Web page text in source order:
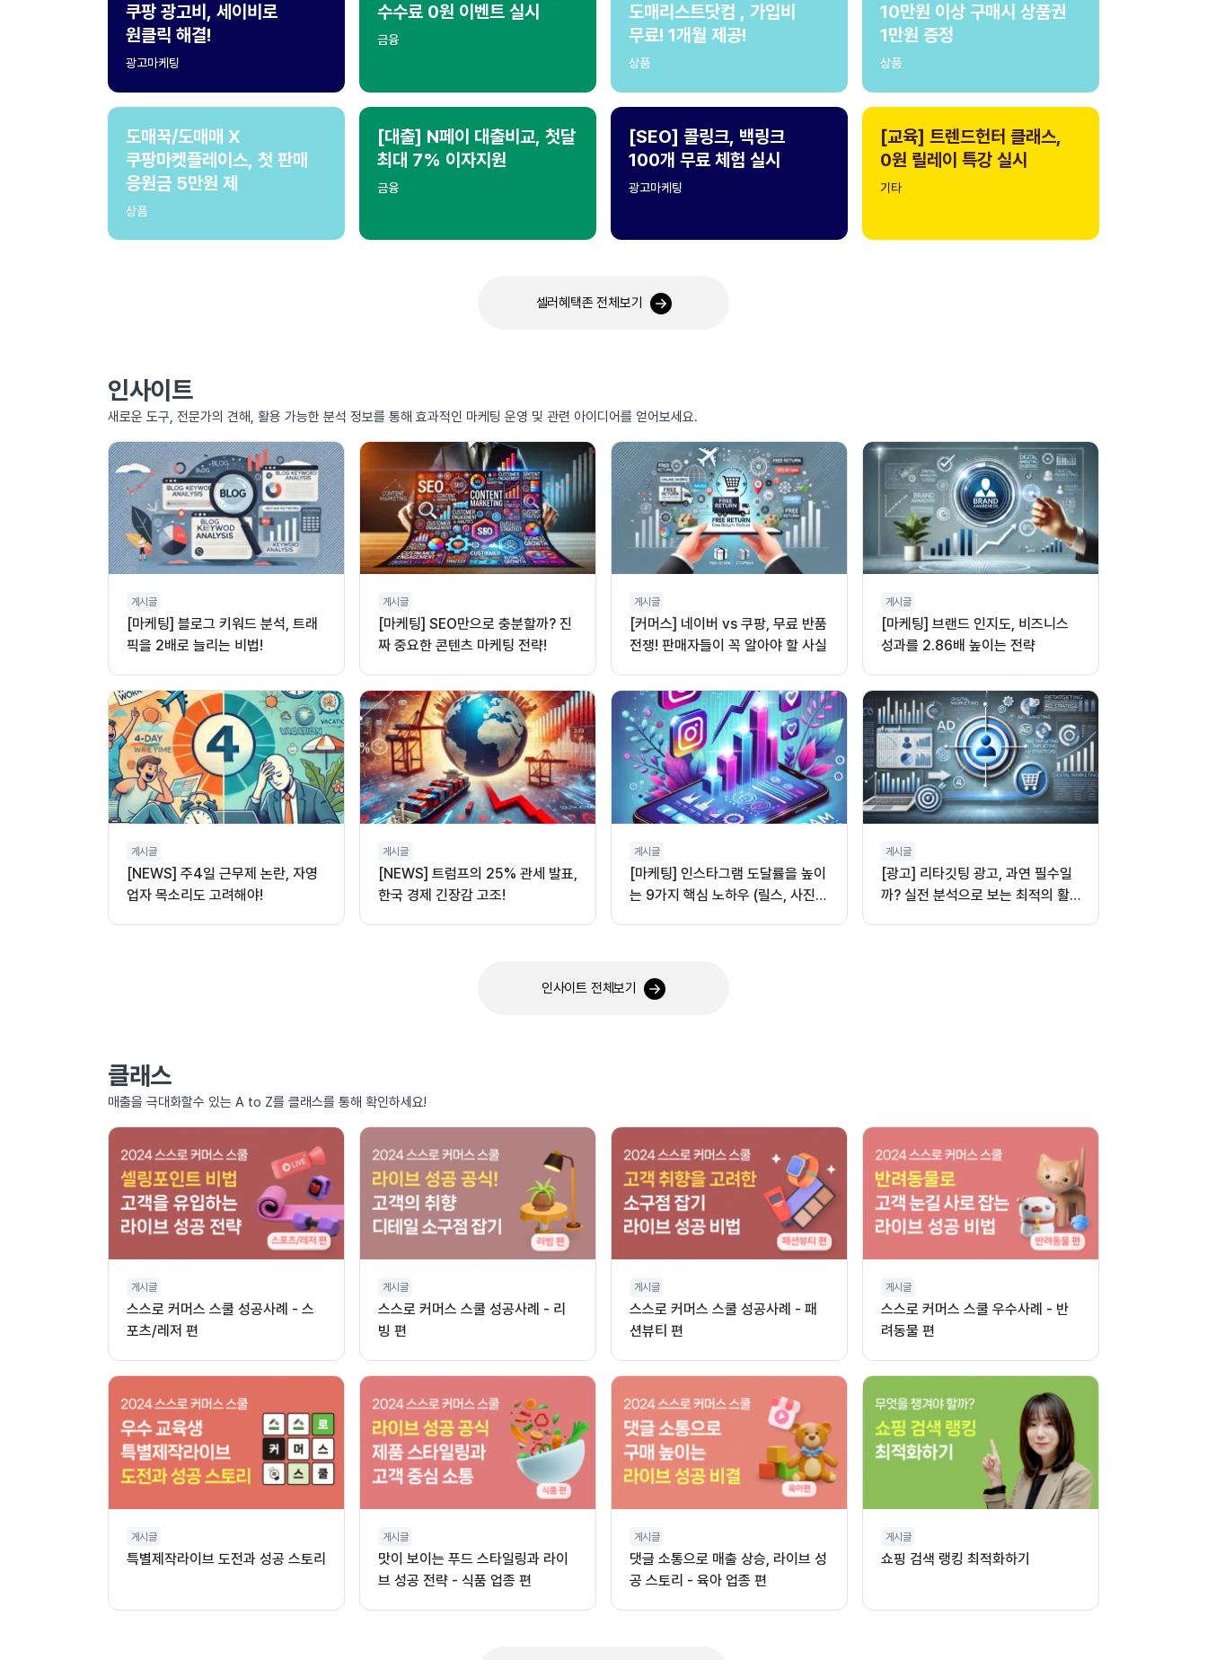
쿠팡 광고비, 세이비로
원클릭 해결!
광고마케팅
수수료 0원 이벤트 실시
금융
도매리스트닷컴 , 가입비
무료! 1개월 제공!
상품
10만원 이상 구매시 상품권
1만원 증정
상품
도매꾹/도매매 X
쿠팡마켓플레이스, 첫 판매
응원금 5만원 제
상품
[대출] N페이 대출비교, 첫달
최대 7% 이자지원
금융
[SEO] 콜링크, 백링크
100개 무료 체험 실시
광고마케팅
[교육] 트렌드헌터 클래스,
0원 릴레이 특강 실시
기타
셀러혜택존 전체보기
인사이트
새로운 도구, 전문가의 견해, 활용 가능한 분석 정보를 통해 효과적인 마케팅 운영 및 관련 아이디어를 얻어보세요.
게시글
[마케팅] 블로그 키워드 분석, 트래
픽을 2배로 늘리는 비법!
게시글
[마케팅] SEO만으로 충분할까? 진
짜 중요한 콘텐츠 마케팅 전략!
게시글
[커머스] 네이버 vs 쿠팡, 무료 반품
전쟁! 판매자들이 꼭 알아야 할 사실
게시글
[마케팅] 브랜드 인지도, 비즈니스
성과를 2.86배 높이는 전략
게시글
[NEWS] 주4일 근무제 논란, 자영
업자 목소리도 고려해야!
게시글
[NEWS] 트럼프의 25% 관세 발표,
한국 경제 긴장감 고조!
게시글
[마케팅] 인스타그램 도달률을 높이
는 9가지 핵심 노하우 (릴스, 사진,
게시글
[광고] 리타깃팅 광고, 과연 필수일
까? 실전 분석으로 보는 최적의 활
인사이트 전체보기
클래스
매출을 극대화할수 있는 A to Z를 클래스를 통해 확인하세요!
게시글
스스로 커머스 스쿨 성공사례 - 스
포츠/레저 편
게시글
스스로 커머스 스쿨 성공사례 - 리
빙 편
게시글
스스로 커머스 스쿨 성공사례 - 패
션뷰티 편
게시글
스스로 커머스 스쿨 우수사례 - 반
려동물 편
게시글
특별제작라이브 도전과 성공 스토리
게시글
맛이 보이는 푸드 스타일링과 라이
브 성공 전략 - 식품 업종 편
게시글
댓글 소통으로 매출 상승, 라이브 성
공 스토리 - 육아 업종 편
게시글
쇼핑 검색 랭킹 최적화하기